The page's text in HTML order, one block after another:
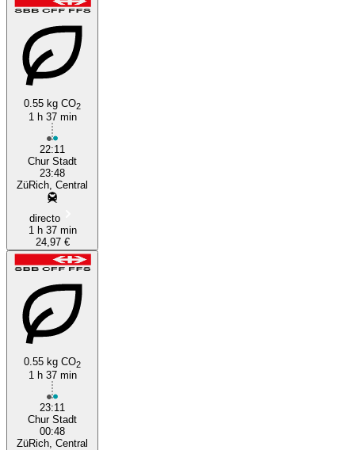
0.55 kg CO2
1 h 37 min
22:11
Chur Stadt
23:48
ZüRich, Central
directo
1 h 37 min
24,97 €
0.55 kg CO2
1 h 37 min
23:11
Chur Stadt
00:48
ZüRich, Central